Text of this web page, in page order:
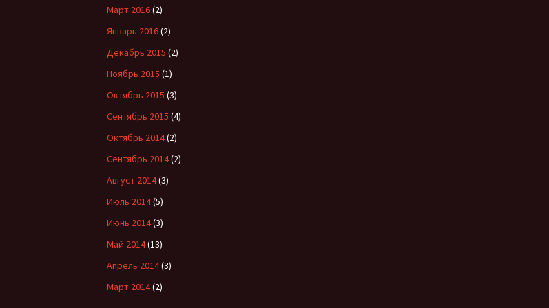
Март 2016(2)
Январь 2016(2)
Декабрь 2015 (2)
Ноябрь 2015 (1)
Октябрь 2015 (3)
Сентябрь 2015 (4)
Октябрь 2014(2)
Сентябрь 2014(2)
Август 2014(3)
Июль 2014(5)
Июнь 2014(3)
Май 2014(13)
Апрель 2014(3)
Март 2014(2)